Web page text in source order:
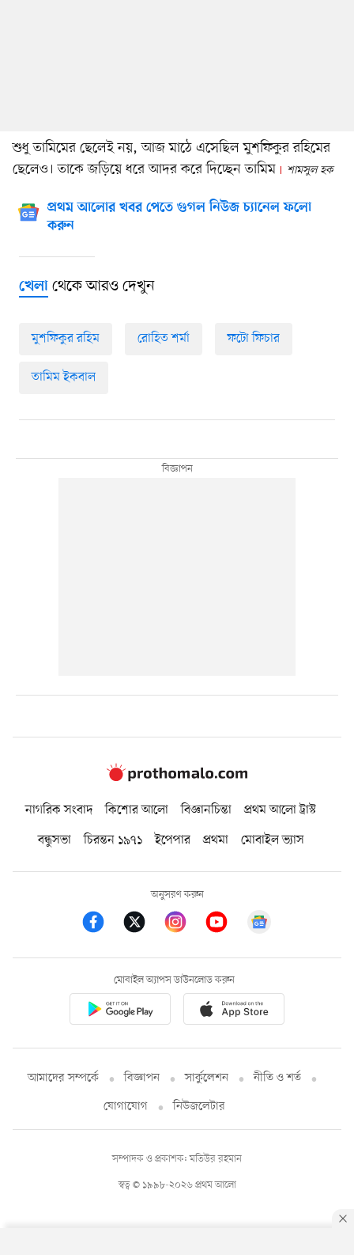
শুধু তামিমের ছেলেই নয়, আজ মাঠে এসেছিল মুশফিকুর রহিমের
ছেলেও। তাকে জড়িয়ে ধরে আদর করে দিচ্ছেন তামিম
শামসুল হক
প্রথম আলোর খবর পেতে গুগল নিউজ চ্যানেল ফলো
করুন
খেলাথেকে আরও দেখুন
মুশফিকুর রহিম রোহিত শর্মা ফটো ফিচার
তামিম ইকবাল
নাগরিক সংবাদ কিশোর আলো বিজ্ঞানচিন্তা
প্রথম আলো ট্রাস্ট
বন্ধুসভা
চিরন্তন ১৯৭১ ইপেপার প্রথমা মোবাইল ভ্যাস
অনুসরণ করুন
মোবাইল অ্যাপস ডাউনলোড করুন
আমাদের সম্পর্কে বিজ্ঞাপন সার্কুলেশন
নীতি ও শর্ত
যোগাযোগ
নিউজলেটার
স্বত্ব © ১৯৯৮-২০২৬ প্রথম আলো
সম্পাদক ও প্রকাশক: মতিউর রহমান